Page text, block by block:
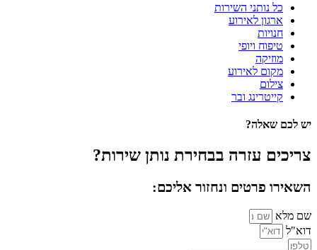
כל נותני השירות
ארגון לאירוע
חנויות
טיפוח ויופי
מוזיקה
מקום לאירוע
צילום
קייטרינג ובר
יש לכם שאלה?
צריכים עזרה בבחירת נותן שירות?
השאירו פרטים ונחזור אליכם:
שם מלא
דוא"ל